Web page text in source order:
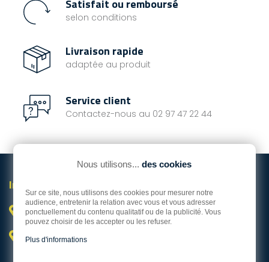
Satisfait ou remboursé
selon conditions
Livraison rapide
adaptée au produit
Service client
Contactez-nous au 02 97 47 22 44
Informations
Vannes
Hors Bord Service Occasion
Nous utilisons... des cookies
Sur ce site, nous utilisons des cookies pour mesurer notre
audience, entretenir la relation avec vous et vous adresser
ponctuellement du contenu qualitatif ou de la publicité. Vous
pouvez choisir de les accepter ou les refuser.
Plus d'informations